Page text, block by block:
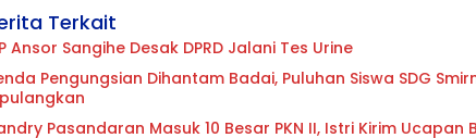
Terkait
Ansor Sangihe Desak DPRD Jalani Tes Urine
Pengungsian Dihantam Badai, Puluhan Siswa SDG
Pasandaran Masuk 10 Besar PKN II, Istri Kirim Ucapan